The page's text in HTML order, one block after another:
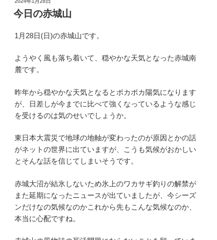
稿
日:
今日の赤城山
1月28日(日)の赤城山です。
ようやく風も落ち着いて、穏やかな天気となった赤城南
麓です。
昨年から穏やかな天気となるとポカポカ陽気になります
が、日差しが今までに比べて強くなっているような感じ
を受けるのは気のせいでしょうか。
東日本大震災で地球の地軸が変わったのが原因とかの話
がネットの世界に出ていますが、こうも気候がおかしい
とそんな話を信じてしまいそうです。
赤城大沼が結氷しないため氷上のワカサギ釣りの解禁が
また延期になったニュースが出ていましたが、今シーズ
ンだけなの気候なのかこれから先もこんな気候なのか、
本当に心配ですね。